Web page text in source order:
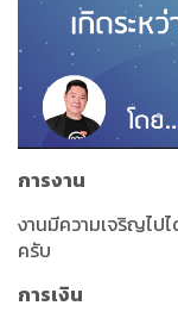
การงาน
งานมีความเจริญไป
ครับ
การเงิน